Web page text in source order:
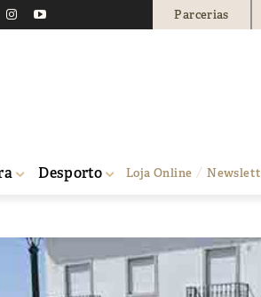
Parcerias
Desporto Loja Online